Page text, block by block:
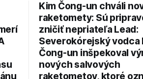
Kim Čong-un chváli
raketomety: Sú
zničiť nepriateľa Lead:
Severokórejský vodca
Čong-un inšpekoval
nových salvových
raketometov, ktoré